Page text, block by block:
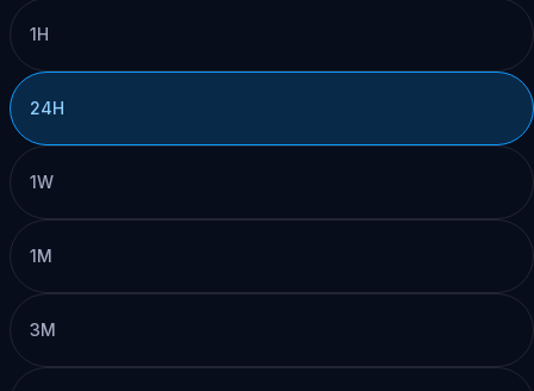
1H
24H
1W
1M
3M